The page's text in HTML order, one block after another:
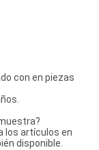
con en piezas
los artículos en
disponible.